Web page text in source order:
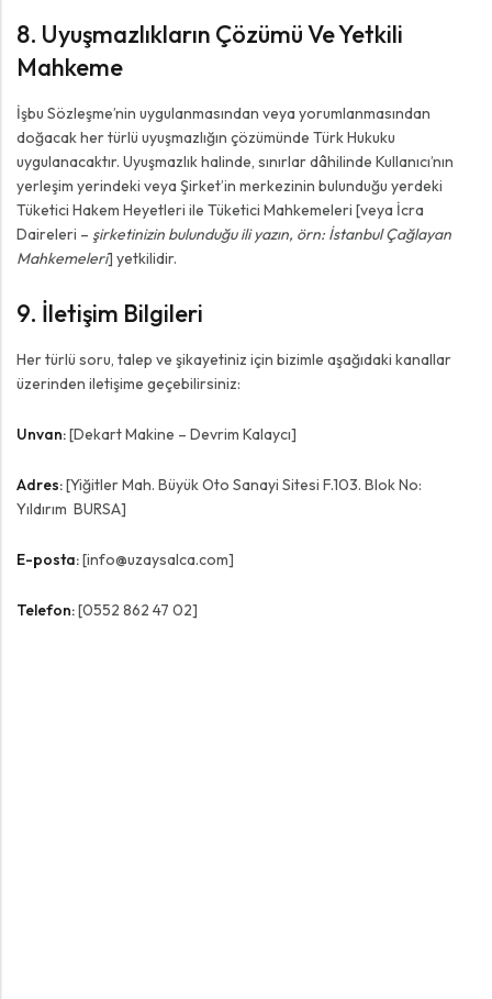
8. Uyuşmazlıkların Çözümü Ve Yetkili
Mahkeme
İşbu Sözleşme’nin uygulanmasından veya yorumlanmasından
doğacak her türlü uyuşmazlığın çözümünde Türk Hukuku
uygulanacaktır. Uyuşmazlık halinde, sınırlar dâhilinde Kullanıcı’nın
yerleşim yerindeki veya Şirket’in merkezinin bulunduğu yerdeki
Tüketici Hakem Heyetleri ile Tüketici Mahkemeleri [veya İcra
Daireleri – şirketinizin bulunduğu ili yazın, örn: İstanbul Çağlayan
Mahkemeleri] yetkilidir.
9. İletişim Bilgileri
Her türlü soru, talep ve şikayetiniz için bizimle aşağıdaki kanallar
üzerinden iletişime geçebilirsiniz:
Unvan:[Dekart Makine – Devrim Kalaycı]
Adres:[Yiğitler Mah. Büyük Oto Sanayi Sitesi F.103. Blok No:
Yıldırım BURSA]
E-posta:[info@uzaysalca.com]
Telefon:[0552 862 47 02]